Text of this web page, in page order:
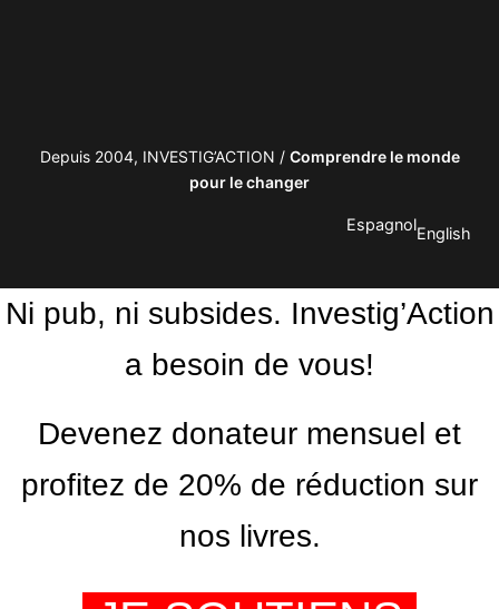
Depuis 2004, INVESTIG’ACTION / Comprendre le monde
pour le changer
EspagnolEnglish
Ni pub, ni subsides. Investig’Action
a besoin de vous!
Devenez donateur mensuel et
profitez de 20% de réduction sur
nos livres.